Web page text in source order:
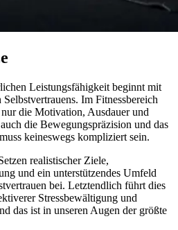
Leistungsfähigkeit beginnt mit
Im Fitnessbereich
die Motivation, Ausdauer und
die Bewegungspräzision und das
keineswegs kompliziert sein.
realistischer Ziele,
und ein unterstützendes Umfeld
bei. Letztendlich führt dies
Stressbewältigung und
das ist in unseren Augen der größte